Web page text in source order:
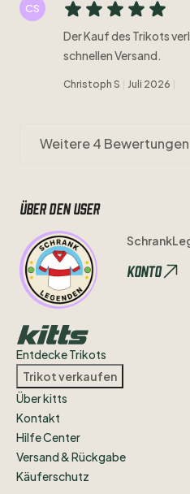
CS
Der Kauf des Trikots
schnellen Versand.
Christoph S Juli 2026
Weitere 4
Über den user
Konto
Entdecke Trikots
Trikot verkaufen
Über kitts
Kontakt
Hilfe Center
Versand & Rückgabe
Käuferschutz